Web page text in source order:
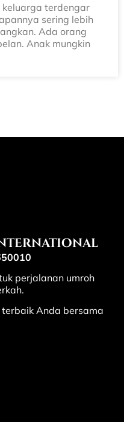
terdengar
sering lebih
Ada orang
Anak mungkin
perjalanan umroh
Anda bersama